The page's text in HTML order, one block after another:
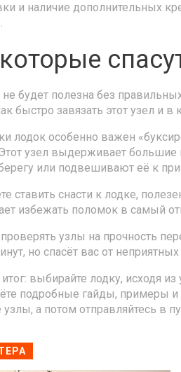
и наличие дополнительных
будет полезна без
быстро завязать этот узел и
лодок особенно важен
узел выдерживает большие
или подвешивают её к
ставить снасти к лодке,
избежать поломок в самый
узлы на прочность
но спасёт вас от неприятных
выбирайте лодку, исходя
подробные гайды, примеры
узлы, а потом отправляйтесь в